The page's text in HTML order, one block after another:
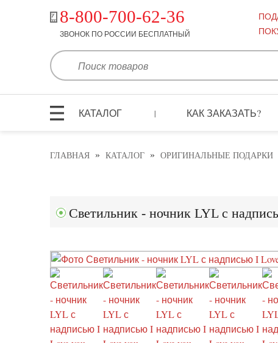
8-800-700-62-36
ЗВОНОК ПО РОССИИ БЕСПЛАТНЫЙ
КАТАЛОГ | КАК ЗАКАЗАТЬ?
ГЛАВНАЯ » КАТАЛОГ » ОРИГИНАЛЬНЫЕ ПОДАРКИ
Светильник - ночник LYL с